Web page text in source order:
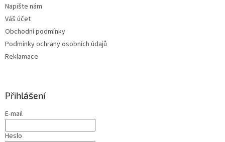
Napište nám
Váš účet
Obchodní podmínky
Podmínky ochrany osobních údajů
Reklamace
Přihlášení
E-mail
Heslo